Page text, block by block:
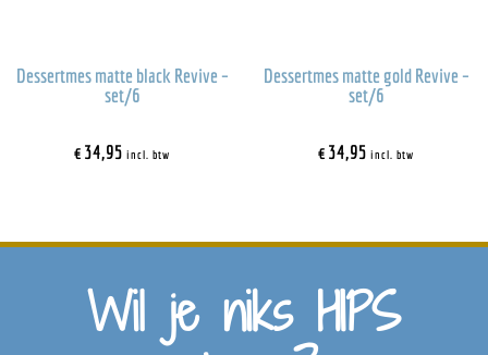
Dessertmes matte black Revive –
set/6
€34,95 incl. btw
Dessertmes matte gold Revive –
set/6
€34,95 incl. btw
Wil je niks HIPS